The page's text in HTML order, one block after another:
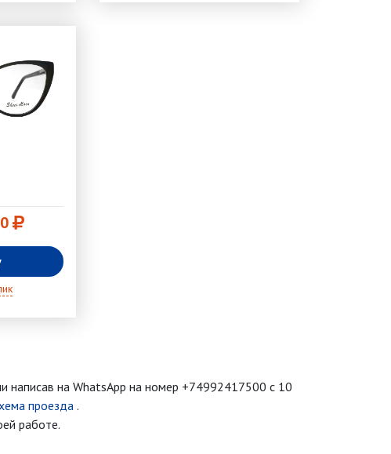
написав на WhatsApp на номер +74992417500 с 10
проезда.
работе.